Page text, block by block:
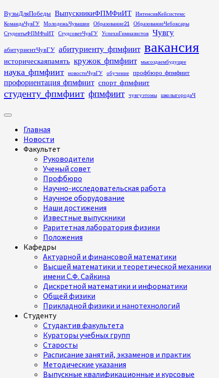
Перейти
к
содержимому
ВузыДляПобеды ВыпускникиФПМФиИТ
ИнтенсивКейсистемс
КомандаЧувГУ
МолодежьЧувашии Образование21
ОбразованиеЧебоксары
СтудентыФПМФиИТ
СтудсоветЧувГУ УспехиГимназистов Чувгу
абитуриентЧувГУ абитуриенту_фпмфиит вакансия
историческаяпамять кружок_фпмфиит мысоздаембудущее
наука_фпмфиит новостиЧувГУ обучение профбюро_фпмфиит
профориентация_фпмфиит спорт_фпмфиит
студенту_фпмфиит фпмфиит чувгуэтомы школыгородаЧ
Основное
Главная
Новости
Факультет
Руководители
Ученый совет
Профбюро
Научно-исследовательская работа
Научное оборудование
Наши достижения
Известные выпускники
Раритетная лаборатория физики
Положения
Кафедры
Актуарной и финансовой математики
Высшей математики и теоретической механики
имени С.Ф. Сайкина
Дискретной математики и информатики
Общей физики
Прикладной физики и нанотехнологий
Студенту
Студактив факультета
Кураторы учебных групп
Старосты
Расписание занятий, экзаменов и практик
Методические указания
Выпускные квалификационные и курсовые